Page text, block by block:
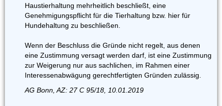
Haustierhaltung mehrheitlich beschließt, eine
Genehmigungspflicht für die Tierhaltung bzw. hier für
Hundehaltung zu beschließen.
Wenn der Beschluss die Gründe nicht regelt, aus denen
eine Zustimmung versagt werden darf, ist eine Zustimmung
zur Weigerung nur aus sachlichen, im Rahmen einer
Interessenabwägung gerechtfertigten Gründen zulässig.
AG Bonn, AZ: 27 C 95/18, 10.01.2019